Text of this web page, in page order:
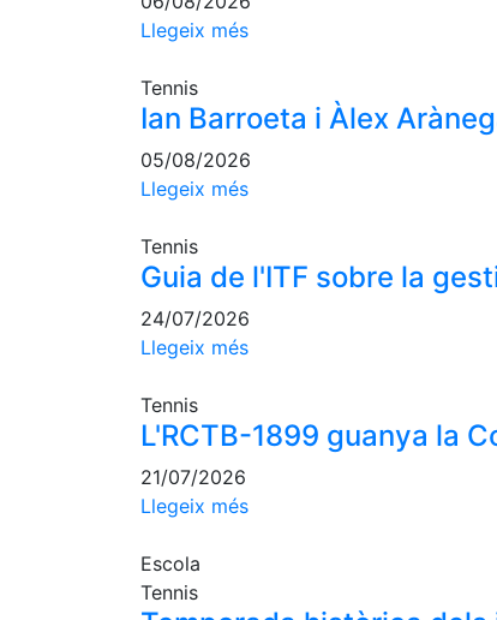
Llegeix més
Tennis
Ian Barroeta i Àlex
05/08/2026
Llegeix més
Tennis
Guia de l'ITF sobre la
24/07/2026
Llegeix més
Tennis
L'RCTB-1899 guanya la
21/07/2026
Llegeix més
Escola
Tennis